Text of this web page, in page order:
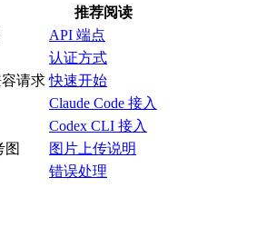
推荐阅读
API 端点
认证方式
请求 快速开始
Claude Code 接入
Codex CLI 接入
图
图片上传说明
错误处理